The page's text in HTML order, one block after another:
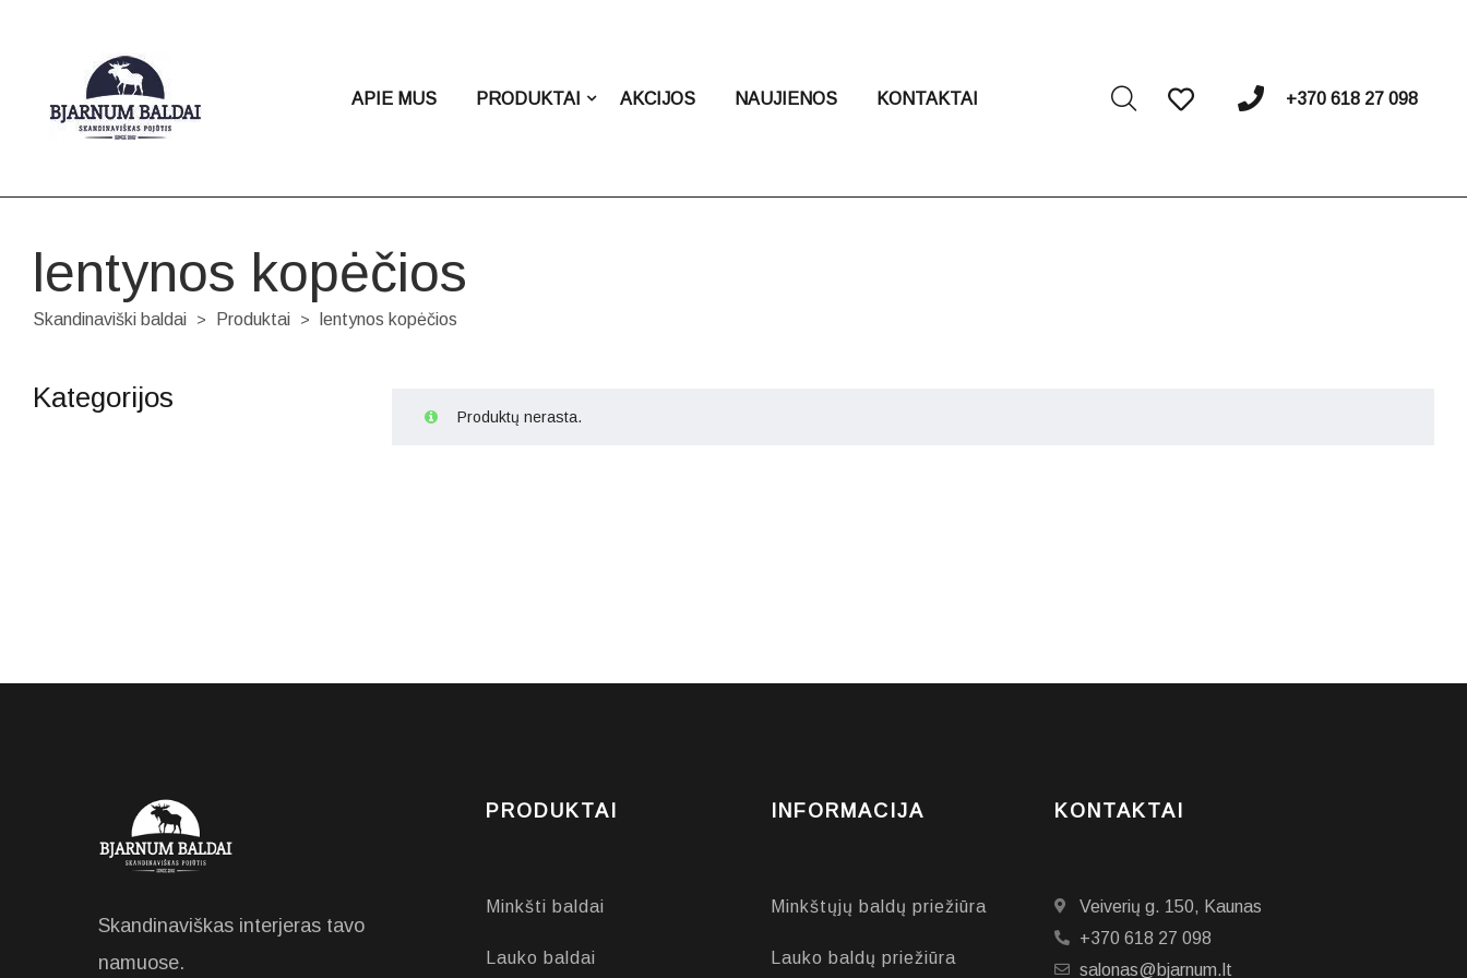
APIE MUS PRODUKTAI AKCIJOS NAUJIENOS KONTAKTAI +370 618 27 098
lentynos kopėčios
Skandinaviški baldai > Produktai > lentynos kopėčios
Produktų nerasta.
Kategorijos
Skandinaviškas interjeras tavo
namuose.
PRODUKTAI
Minkšti baldai
Lauko baldai
INFORMACIJA
Minkštųjų baldų priežiūra
Lauko baldų priežiūra
KONTAKTAI
Veiverių g. 150, Kaunas
+370 618 27 098
salonas@bjarnum.lt